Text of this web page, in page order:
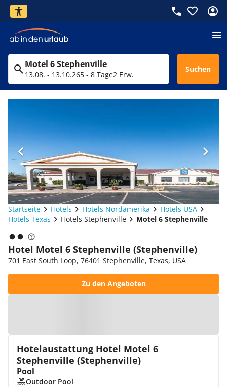
Motel 6 Stephenville
13.08. - 13.10.265 - 8 Tage2 Erw.
Suchen
Startseite Hotels Hotels Nordamerika
Hotels USA
Hotels Texas
Hotels Stephenville Motel 6 Stephenville
Hotel Motel 6 Stephenville (Stephenville)
701 East South Loop, 76401 Stephenville, Texas, USA
Zu den Angeboten
Hotelaustattung Hotel Motel 6
Stephenville (Stephenville)
Pool
Outdoor Pool